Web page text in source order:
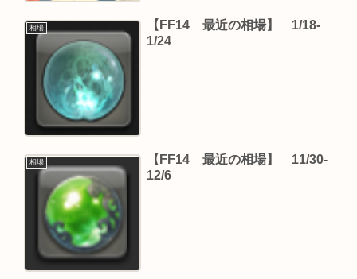
相場
【FF14 最近の相場】 1/18-
1/24
相場
【FF14 最近の相場】 11/30-
12/6